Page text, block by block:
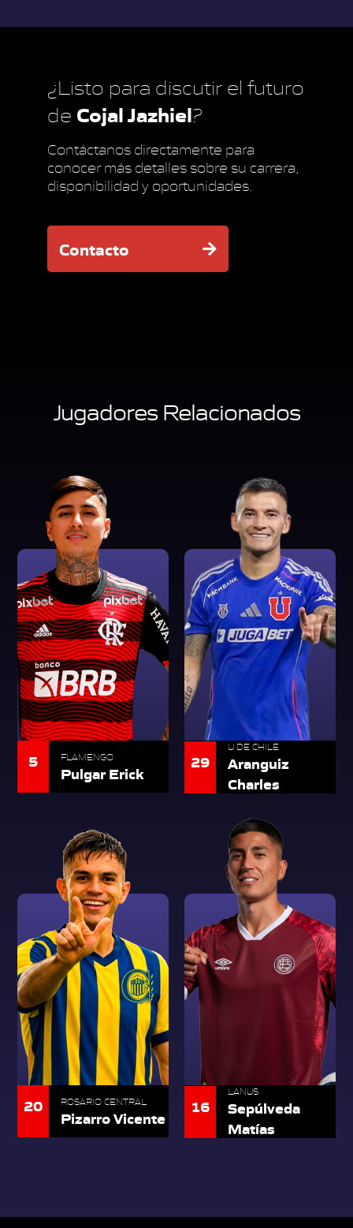
¿Listo para discutir el futuro
de Cojal Jazhiel?
Contáctanos directamente para
conocer más detalles sobre su carrera,
disponibilidad y oportunidades.
Contacto
Jugadores Relacionados
5 FLAMENGO
Pulgar Erick
29
U DE CHILE
Aranguiz
Charles
20 ROSARIO CENTRAL
Pizarro Vicente
16
LANUS
Sepúlveda
Matías